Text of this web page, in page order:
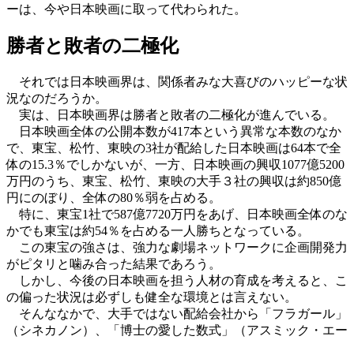
ーは、今や日本映画に取って代わられた。
勝者と敗者の二極化
それでは日本映画界は、関係者みな大喜びのハッピーな状
況なのだろうか。
実は、日本映画界は勝者と敗者の二極化が進んでいる。
日本映画全体の公開本数が417本という異常な本数のなか
で、東宝、松竹、東映の3社が配給した日本映画は64本で全
体の15.3％でしかないが、一方、日本映画の興収1077億5200
万円のうち、東宝、松竹、東映の大手３社の興収は約850億
円にのぼり、全体の80％弱を占める。
特に、東宝1社で587億7720万円をあげ、日本映画全体のな
かでも東宝は約54％を占める一人勝ちとなっている。
この東宝の強さは、強力な劇場ネットワークに企画開発力
がピタリと噛み合った結果であろう。
しかし、今後の日本映画を担う人材の育成を考えると、こ
の偏った状況は必ずしも健全な環境とは言えない。
そんななかで、大手ではない配給会社から「フラガール」
（シネカノン）、「博士の愛した数式」（アスミック・エー